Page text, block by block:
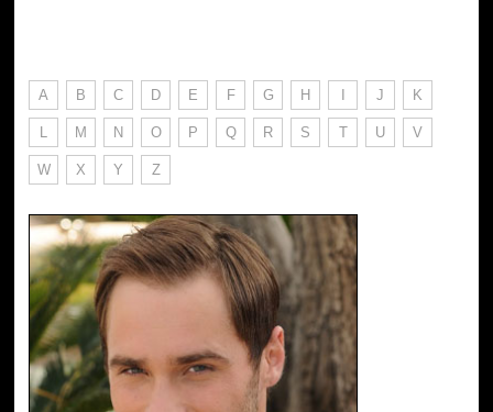
A B C D E F G H I J K
L M N O P Q R S T U V
W X Y Z